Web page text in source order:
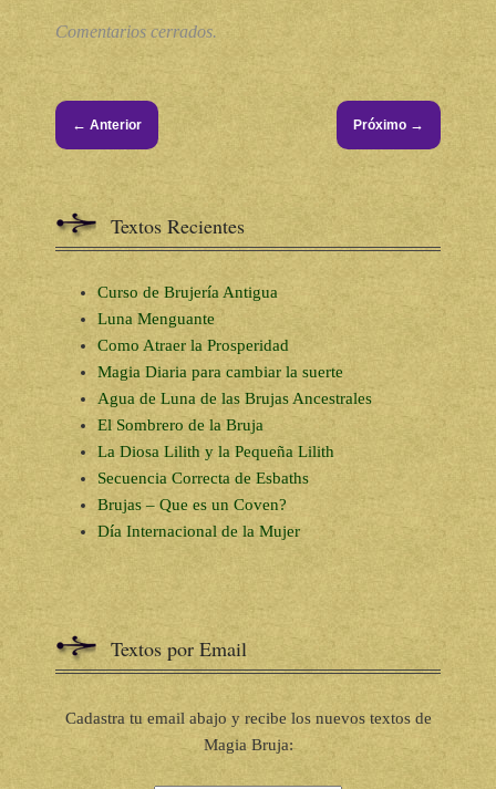
Comentarios cerrados.
← Anterior Próximo →
Textos Recientes
Curso de Brujería Antigua
Luna Menguante
Como Atraer la Prosperidad
Magia Diaria para cambiar la suerte
Agua de Luna de las Brujas Ancestrales
El Sombrero de la Bruja
La Diosa Lilith y la Pequeña Lilith
Secuencia Correcta de Esbaths
Brujas – Que es un Coven?
Día Internacional de la Mujer
Textos por Email
Cadastra tu email abajo y recibe los nuevos textos de
Magia Bruja: